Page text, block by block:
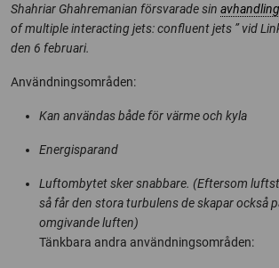
Shahriar Ghahremanian försvarade sin avhandling
of multiple interacting jets: confluent jets ” vid
den 6 februari.
Användningsområden:
Kan användas både för värme och kyla
Energisparand
Luftombytet sker snabbare. (Eftersom
så får den stora turbulens de skapar också
omgivande luften)
Tänkbara andra användningsområden: